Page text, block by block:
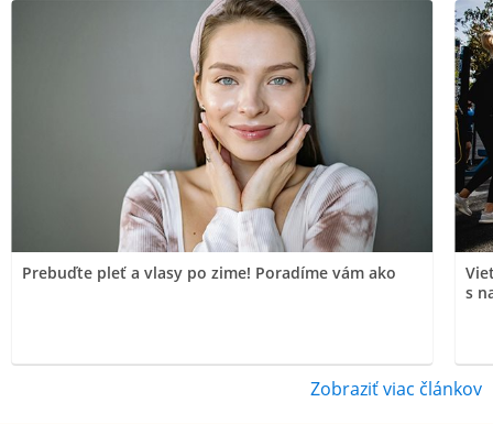
Prebuďte pleť a vlasy po zime! Poradíme vám ako
s
Zobraziť viac článkov